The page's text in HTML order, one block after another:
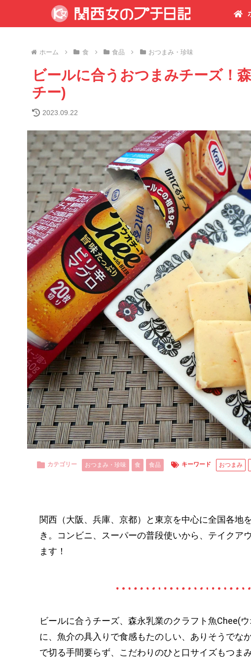
ホーム 食 食品 おつまみ・珍味
ビールに合うおつまみチーズ！
チー)
2023.09.22
カテゴリー おつまみ・珍味 食 食品 キーワード おつまみ
関西（大阪、兵庫、京都）と東京を中心に全国各地
き。コンビニ、スーパーの普段使いから、テイクア
ます！
ビールに合うチーズ、森永乳業のクラフト魚Chee(
に、魚介の具入りで食感もたのしい、ありそうでな
で切る手間要らず、こだわりのひと口サイズもつま